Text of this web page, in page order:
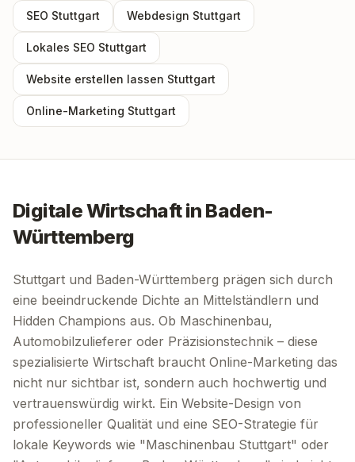
SEO Stuttgart Webdesign Stuttgart
Lokales SEO Stuttgart
Website erstellen lassen Stuttgart
Online-Marketing Stuttgart
Digitale Wirtschaft in Baden-
Württemberg
Stuttgart und Baden-Württemberg prägen sich durch
eine beeindruckende Dichte an Mittelständlern und
Hidden Champions aus. Ob Maschinenbau,
Automobilzulieferer oder Präzisionstechnik – diese
spezialisierte Wirtschaft braucht Online-Marketing das
nicht nur sichtbar ist, sondern auch hochwertig und
vertrauenswürdig wirkt. Ein Website-Design von
professioneller Qualität und eine SEO-Strategie für
lokale Keywords wie "Maschinenbau Stuttgart" oder